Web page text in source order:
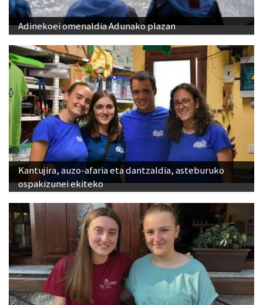
Adinekoei omenaldia Adunako plazan
Kantujira, auzo-afaria eta dantzaldia, asteburuko
ospakizunei ekiteko